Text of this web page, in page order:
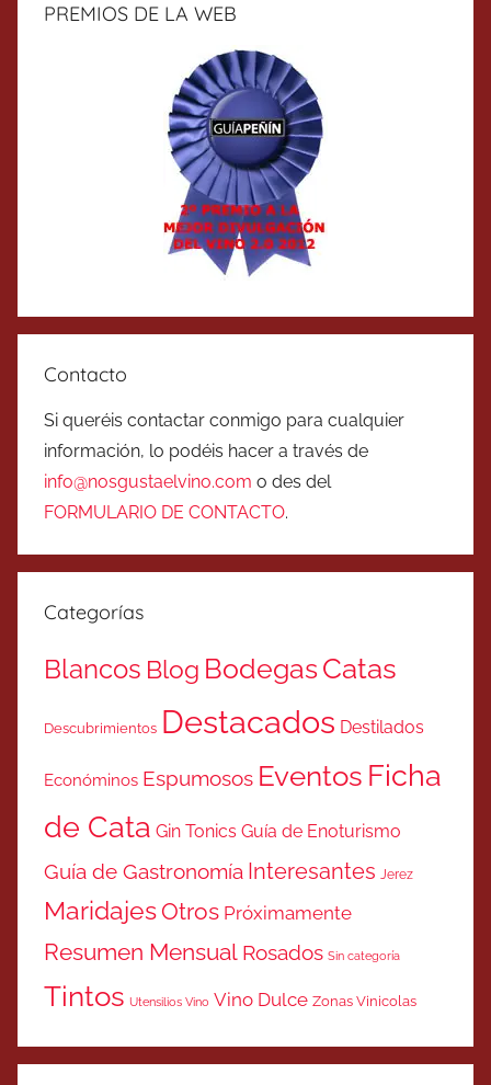
PREMIOS DE LA WEB
Contacto
Si queréis contactar conmigo para cualquier
información, lo podéis hacer a través de
info@nosgustaelvino.com o des del
FORMULARIO DE CONTACTO.
Categorías
Blancos Blog BodegasCatas
Descubrimientos Destacados Destilados
Económinos Espumosos Eventos Ficha
de Cata Gin Tonics Guía de Enoturismo
Guía de Gastronomía Interesantes Jerez
MaridajesOtros Próximamente
Resumen Mensual Rosados Sin categoría
Tintos Utensilios Vino Vino Dulce Zonas Vinicolas